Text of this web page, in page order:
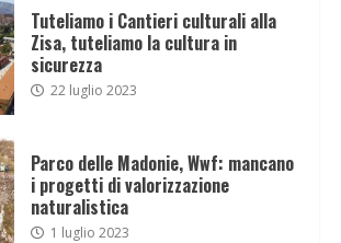
Tuteliamo i Cantieri culturali alla
Zisa, tuteliamo la cultura in
sicurezza
22 luglio 2023
Parco delle Madonie, Wwf: mancano
i progetti di valorizzazione
naturalistica
1 luglio 2023